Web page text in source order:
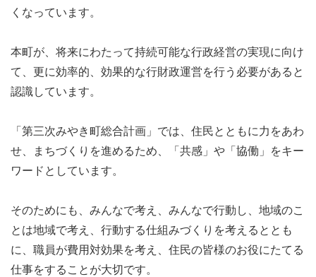
くなっています。
本町が、将来にわたって持続可能な行政経営の実現に向け
て、更に効率的、効果的な行財政運営を行う必要があると
認識しています。
「第三次みやき町総合計画」では、住民とともに力をあわ
せ、まちづくりを進めるため、「共感」や「協働」をキー
ワードとしています。
そのためにも、みんなで考え、みんなで行動し、地域のこ
とは地域で考え、行動する仕組みづくりを考えるととも
に、職員が費用対効果を考え、住民の皆様のお役にたてる
仕事をすることが大切です。